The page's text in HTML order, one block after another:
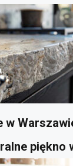
w
piękno